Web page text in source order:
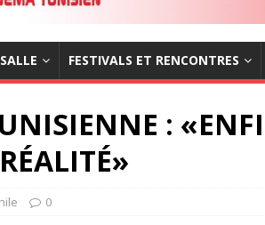
FESTIVALS ET RENCONTRES
:
0